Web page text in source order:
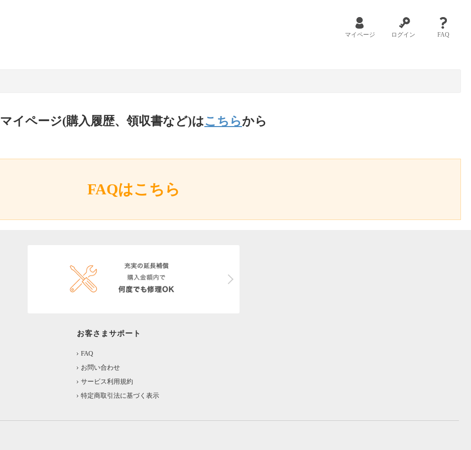
マイページ ログイン FAQ
マイページ(購入履歴、領収書など)はこちらから
FAQはこちら
お客さまサポート
FAQ
お問い合わせ
サービス利用規約
特定商取引法に基づく表示